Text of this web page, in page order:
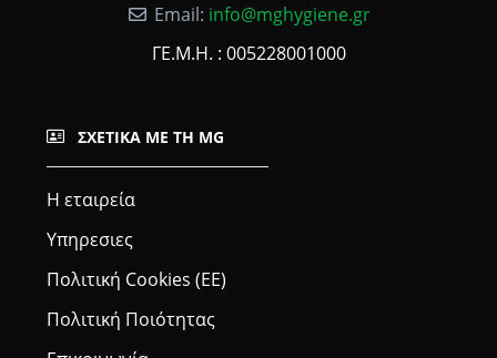
Email: info@mghygiene.gr
ΓΕ.Μ.Η. : 005228001000
ΣΧΕΤΙΚΆ ΜΕ ΤΗ MG
Η εταιρεία
Υπηρεσιες
Πολιτική Cookies (ΕΕ)
Πολιτική Ποιότητας